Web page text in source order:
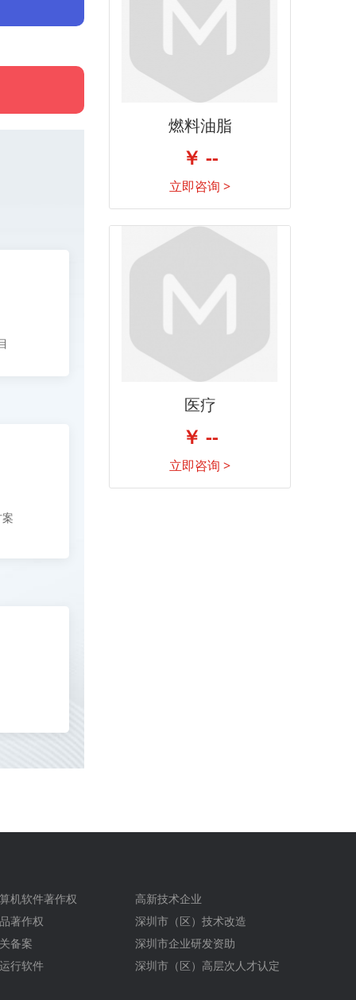
燃料油脂
￥ --
立即咨询 >
医疗
￥ --
立即咨询 >
机软件著作权
著作权
备案
行软件
高新技术企业
深圳市（区）技术改造
深圳市企业研发资助
深圳市（区）高层次人才认定